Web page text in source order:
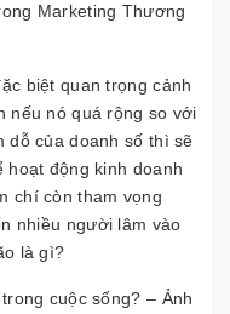
Marketing Thương
biệt quan trọng cảnh
nếu nó quá rộng so với
dỗ của doanh số thì sẽ
động kinh doanh
chí còn tham vọng
nhiều người lâm vào
là gì?
cuộc sống? – Ảnh